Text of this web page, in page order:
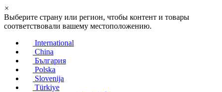
×
Выберите страну или регион, чтобы контент и товары
соответствовали вашему местоположению.
International
China
България
Polska
Slovenija
Türkiye